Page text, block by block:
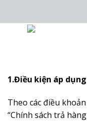
content
1.Điều kiện áp dụng
Theo các điều
“Chính sách trả